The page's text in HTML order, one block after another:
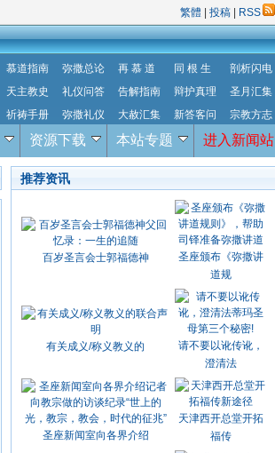
繁體 投稿 RSS
慕道指南 弥撒总论 再 慕 道 同 根 生
剖析闪电
天主教史 礼仪问答 告解指南 辩护真理
圣月汇集
祈祷手册 弥撒礼仪 大赦汇集 新答客问 宗教方志
资源下载 本站专题 进入新闻站
推荐资讯
百岁圣言会士郭福德神
圣座颁布《弥撒讲
道规
有关成义/称义教义的
请不要以讹传讹，
澄清法
圣座新闻室向各界介绍
天津西开总堂开拓
福传